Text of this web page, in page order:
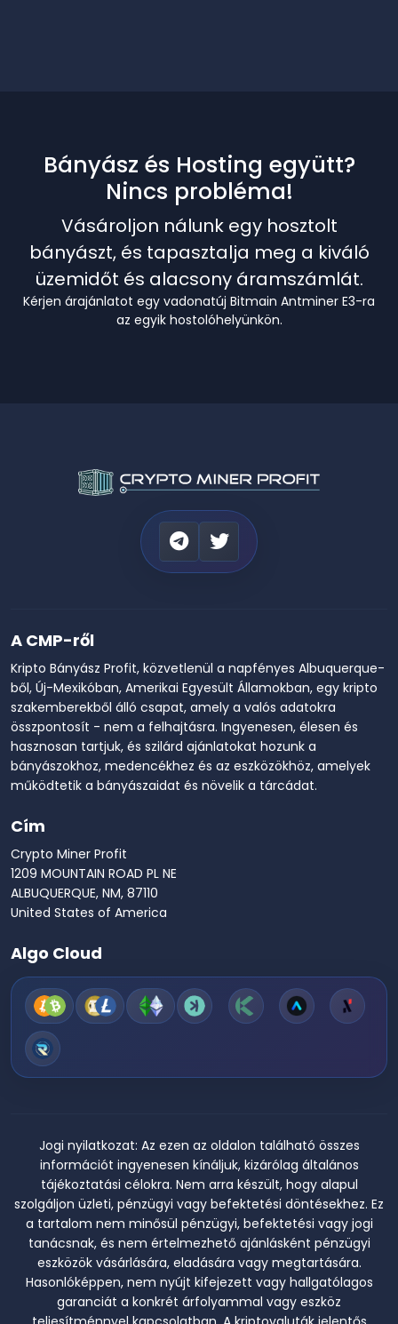
Bányász és Hosting együtt?
Nincs probléma!
Vásároljon nálunk egy hosztolt
bányászt, és tapasztalja meg a kiváló
üzemidőt és alacsony áramszámlát.
Kérjen árajánlatot egy vadonatúj Bitmain Antminer E3-ra
az egyik hostolóhelyünkön.
A CMP-ről
Kripto Bányász Profit, közvetlenül a napfényes Albuquerque-
ből, Új-Mexikóban, Amerikai Egyesült Államokban, egy kripto
szakemberekből álló csapat, amely a valós adatokra
összpontosít - nem a felhajtásra. Ingyenesen, élesen és
hasznosan tartjuk, és szilárd ajánlatokat hozunk a
bányászokhoz, medencékhez és az eszközökhöz, amelyek
működtetik a bányászaidat és növelik a tárcádat.
Cím
Crypto Miner Profit
1209 MOUNTAIN ROAD PL NE
ALBUQUERQUE, NM, 87110
United States of America
Algo Cloud
Jogi nyilatkozat: Az ezen az oldalon található összes
információt ingyenesen kínáljuk, kizárólag általános
tájékoztatási célokra. Nem arra készült, hogy alapul
szolgáljon üzleti, pénzügyi vagy befektetési döntésekhez. Ez
a tartalom nem minősül pénzügyi, befektetési vagy jogi
tanácsnak, és nem értelmezhető ajánlásként pénzügyi
eszközök vásárlására, eladására vagy megtartására.
Hasonlóképpen, nem nyújt kifejezett vagy hallgatólagos
garanciát a konkrét árfolyammal vagy eszköz